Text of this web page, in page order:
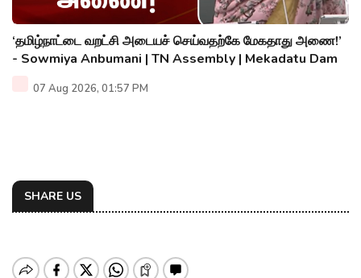
‘தமிழ்நாட்டை வறட்சி அடையச் செய்வதற்கே மேகதாது அணை!’
- Sowmiya Anbumani | TN Assembly | Mekadatu Dam
07 Aug 2026, 01:57 PM
SHARE US